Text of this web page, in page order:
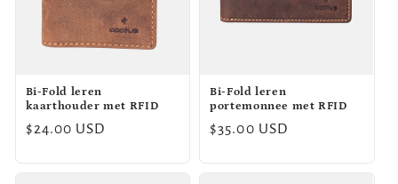
Bi-Fold leren
kaarthouder met RFID
Normale
$24.00 USD
Bi-Fold leren
portemonnee met RFID
Normale
$35.00 USD